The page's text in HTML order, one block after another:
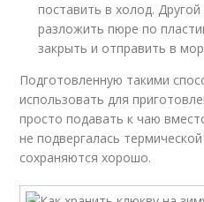
поставить в холод.
разложить пюре по
закрыть и отправить в
Подготовленную такими
использовать для
просто подавать к чаю
не подвергалась
сохраняются хорошо.